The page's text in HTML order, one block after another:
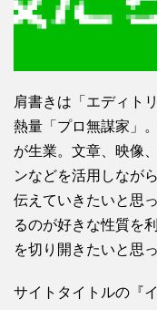
肩書きは「エディト
熱量「プロ無謀家」
が生業。文章、映像
ンなどを活用しなが
伝えていきたいと思
るのが好きな性質を
を切り開きたいと思
サイトタイトルの『